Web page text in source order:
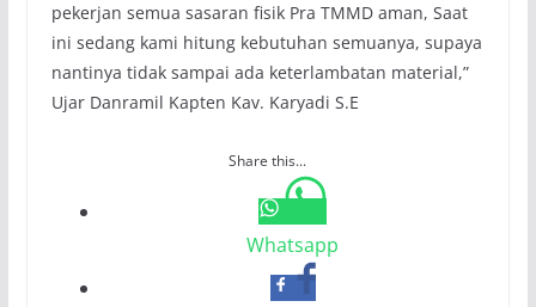
pekerjan semua sasaran fisik Pra TMMD aman, Saat
ini sedang kami hitung kebutuhan semuanya, supaya
nantinya tidak sampai ada keterlambatan material,”
Ujar Danramil Kapten Kav. Karyadi S.E
Share this...
Whatsapp